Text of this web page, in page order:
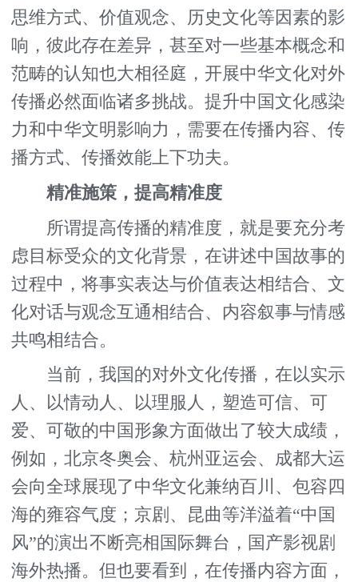
思维方式、价值观念、历史文化等因素的影
响，彼此存在差异，甚至对一些基本概念和
范畴的认知也大相径庭，开展中华文化对外
传播必然面临诸多挑战。提升中国文化感染
力和中华文明影响力，需要在传播内容、传
播方式、传播效能上下功夫。
精准施策，提高精准度
所谓提高传播的精准度，就是要充分考
虑目标受众的文化背景，在讲述中国故事的
过程中，将事实表达与价值表达相结合、文
化对话与观念互通相结合、内容叙事与情感
共鸣相结合。
当前，我国的对外文化传播，在以实示
人、以情动人、以理服人，塑造可信、可
爱、可敬的中国形象方面做出了较大成绩，
例如，北京冬奥会、杭州亚运会、成都大运
会向全球展现了中华文化兼纳百川、包容四
海的雍容气度；京剧、昆曲等洋溢着“中国
风”的演出不断亮相国际舞台，国产影视剧
海外热播。但也要看到，在传播内容方面，